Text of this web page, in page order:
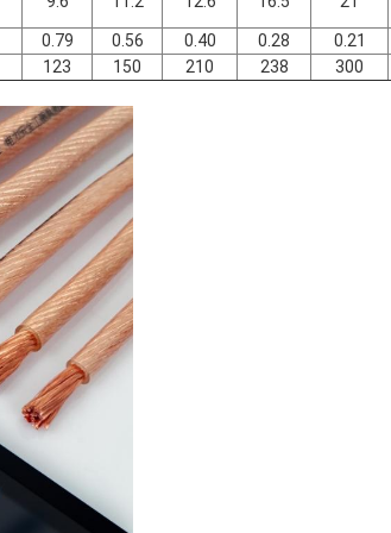
0.79 0.56 0.40 0.28 0.21
123 150 210 238 300